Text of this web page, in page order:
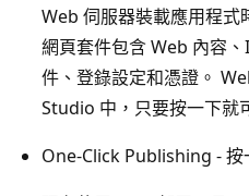
Web 伺服器裝載應用程式
網頁套件包含 Web 內容
件、登錄設定和憑證。
Studio 中，只要按一下就
One-Click Publishing - 按